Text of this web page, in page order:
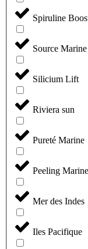
Spiruline
Source Marine
Silicium Lift
Riviera sun
Pureté Marine
Peeling Marine
Mer des Indes
Iles Pacifique